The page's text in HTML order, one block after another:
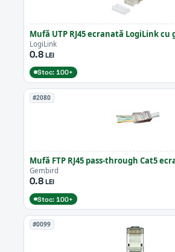
Mufă UTP RJ45 ecranată LogiLink cu
LogiLink
0.8LEI
Stoc: 100+
#2080
Mufă FTP RJ45 pass-through Cat5
Gembird
0.8LEI
Stoc: 100+
#0099